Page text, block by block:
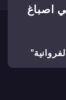
اصباغ